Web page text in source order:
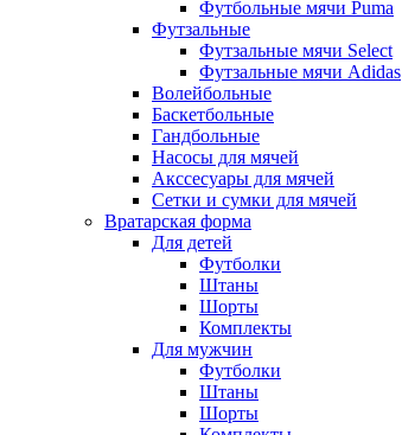
Футбольные мячи Puma
Футзальные
Футзальные мячи Select
Футзальные мячи Adidas
Волейбольные
Баскетбольные
Гандбольные
Насосы для мячей
Акссесуары для мячей
Сетки и сумки для мячей
Вратарская форма
Для детей
Футболки
Штаны
Шорты
Комплекты
Для мужчин
Футболки
Штаны
Шорты